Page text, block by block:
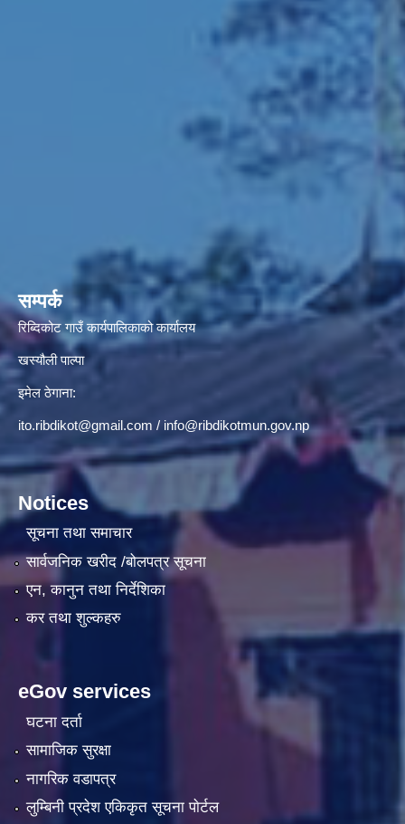
सम्पर्क
रिब्दिकोट गाउँ कार्यपालिकाको कार्यालय
खस्यौली पाल्पा
इमेल ठेगाना:
ito.ribdikot@gmail.com / info@ribdikotmun.gov.np
Notices
सूचना तथा समाचार
सार्वजनिक खरीद /बोलपत्र सूचना
एन, कानुन तथा निर्देशिका
कर तथा शुल्कहरु
eGov services
घटना दर्ता
सामाजिक सुरक्षा
नागरिक वडापत्र
लुम्बिनी प्रदेश एकिकृत सूचना पाेर्टल